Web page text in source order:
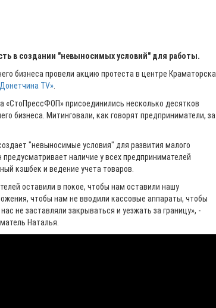
в создании "невыносимых условий" для работы.
бизнеса провели акцию протеста в центре Краматорска
TV»
«СтоПрессФОП» присоединились несколько десятков
бизнеса. Митинговали, как говорят предприниматели, за
"невыносимые условия" для развития малого
предусматривает наличие у всех предпринимателей
кэшбек и ведение учета товаров.
оставили в покое, чтобы нам оставили нашу
чтобы нам не вводили кассовые аппараты, чтобы
не заставляли закрываться и уезжать за границу», -
Наталья.